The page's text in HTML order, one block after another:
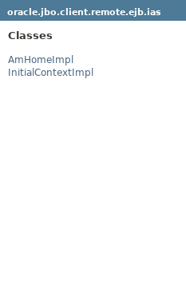
oracle.jbo.client.remote.ejb.ias
Classes
AmHomeImpl
InitialContextImpl